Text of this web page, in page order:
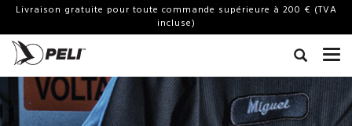
Livraison gratuite pour toute commande supérieure à 200 € (TVA
incluse)